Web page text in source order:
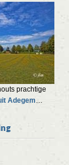
prachtige
Adegem…